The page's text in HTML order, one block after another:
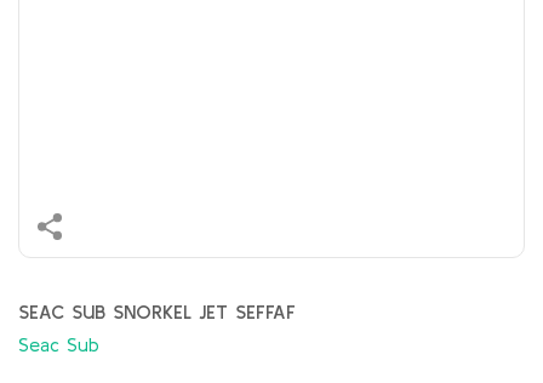
SEAC SUB SNORKEL JET SEFFAF
Seac Sub